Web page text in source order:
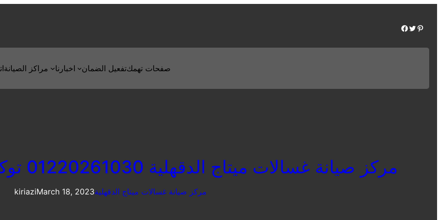
Facebook Twitter Pinterest
مراكز الصيانة اخبارنا تفعيل الضمانصفحات تهمك
مركز صيانة غسالات ميتاج الدقهلية 01220261030 توكيل ثلاجات ميتاج الدقهلية
kiriaziMarch 18, 2023مركز صيانة غسالات ميتاج الدقهلية